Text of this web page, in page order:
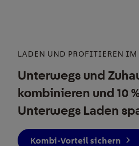
LADEN UND PROFITIEREN IM
Unterwegs und
kombinieren und 10
Unterwegs Laden
Kombi-Vorteil sichern